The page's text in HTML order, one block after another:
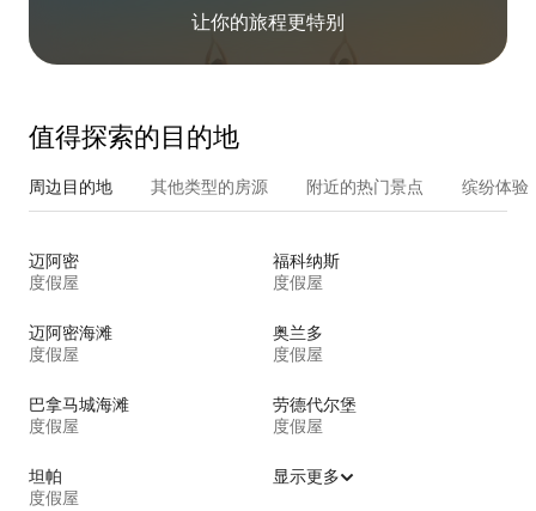
让你的旅程更特别
值得探索的目的地
周边目的地 其他类型的房源 附近的热门景点 缤纷体验
迈阿密
度假屋
福科纳斯
度假屋
迈阿密海滩
度假屋
奥兰多
度假屋
巴拿马城海滩
度假屋
劳德代尔堡
度假屋
坦帕
度假屋
显示更多